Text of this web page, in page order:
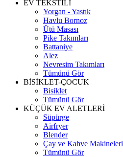
EV TEKSTİLİ
Yorgan - Yastık
Havlu Bornoz
Ütü Masası
Pike Takımları
Battaniye
Alez
Nevresim Takımları
Tümünü Gör
BİSİKLET-ÇOCUK
Bisiklet
Tümünü Gör
KÜÇÜK EV ALETLERİ
Süpürge
Airfryer
Blender
Çay ve Kahve Makineleri
Tümünü Gör